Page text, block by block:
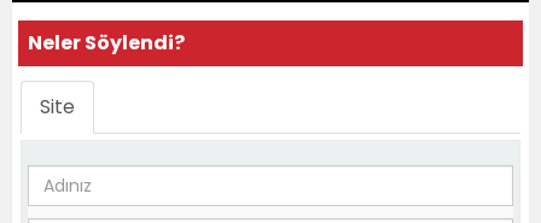
Neler Söylendi?
Site